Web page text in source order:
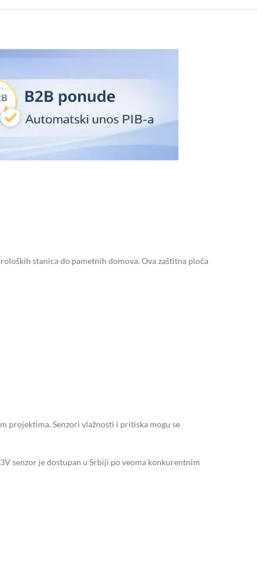
stanica do pametnih domova. Ova zaštitna ploča
projektima. Senzori vlažnosti i pritiska mogu se
senzor je dostupan u Srbiji po veoma konkurentnim